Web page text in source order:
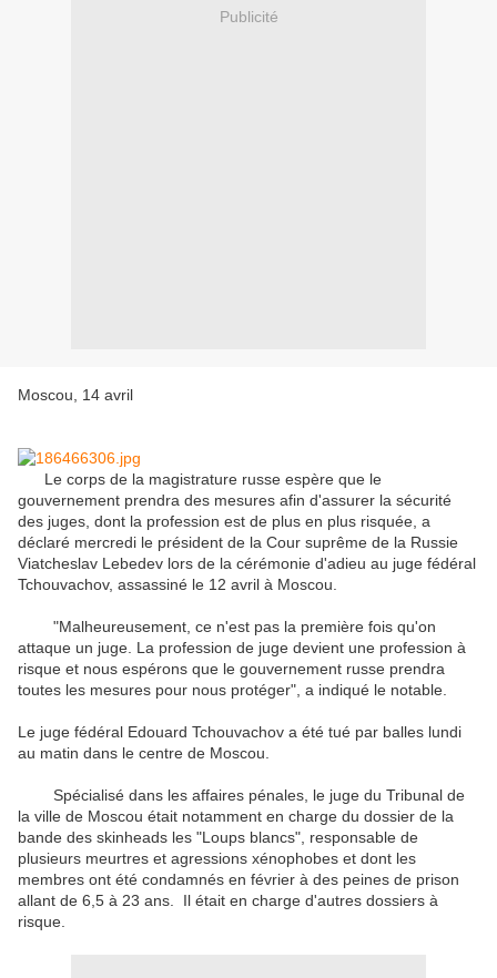
Publicité
Moscou, 14 avril
Le corps de la magistrature russe espère que le
gouvernement prendra des mesures afin d'assurer la sécurité
des juges, dont la profession est de plus en plus risquée, a
déclaré mercredi le président de la Cour suprême de la Russie
Viatcheslav Lebedev lors de la cérémonie d'adieu au juge fédéral
Tchouvachov, assassiné le 12 avril à Moscou.
"Malheureusement, ce n'est pas la première fois qu'on
attaque un juge. La profession de juge devient une profession à
risque et nous espérons que le gouvernement russe prendra
toutes les mesures pour nous protéger", a indiqué le notable.
Le juge fédéral Edouard Tchouvachov a été tué par balles lundi
au matin dans le centre de Moscou.
Spécialisé dans les affaires pénales, le juge du Tribunal de
la ville de Moscou était notamment en charge du dossier de la
bande des skinheads les "Loups blancs", responsable de
plusieurs meurtres et agressions xénophobes et dont les
membres ont été condamnés en février à des peines de prison
allant de 6,5 à 23 ans. Il était en charge d'autres dossiers à
risque.